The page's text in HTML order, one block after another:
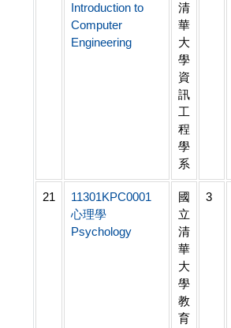
Introduction to
Computer
Engineering
清
華
大
學
資
訊
工
程
學
系
21
11301KPC0001
心理學
Psychology
國
立
清
華
大
學
教
育
3